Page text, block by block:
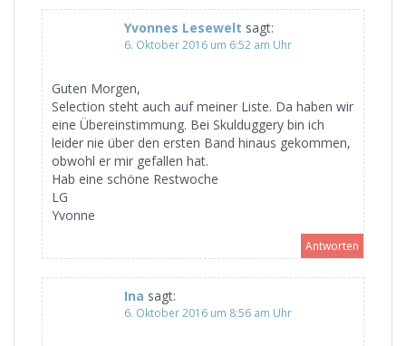
Yvonnes Lesewelt sagt:
6. Oktober 2016 um 6:52 am Uhr
Guten Morgen,
Selection steht auch auf meiner Liste. Da haben wir
eine Übereinstimmung. Bei Skulduggery bin ich
leider nie über den ersten Band hinaus gekommen,
obwohl er mir gefallen hat.
Hab eine schöne Restwoche
LG
Yvonne
Antworten
Ina sagt:
6. Oktober 2016 um 8:56 am Uhr